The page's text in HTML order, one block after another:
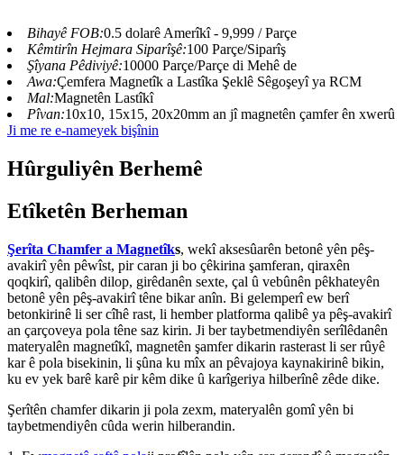
Bihayê FOB:0.5 dolarê Amerîkî - 9,999 / Parçe
Kêmtirîn Hejmara Siparîşê:100 Parçe/Siparîş
Şîyana Pêdiviyê:10000 Parçe/Parçe di Mehê de
Awa:Çemfera Magnetîk a Lastîka Şeklê Sêgoşeyî ya RCM
Mal:Magnetên Lastîkî
Pîvan:10x10, 15x15, 20x20mm an jî magnetên çamfer ên xwerû
Ji me re e-nameyek bişînin
Hûrguliyên Berhemê
Etîketên Berheman
Şerîta Chamfer a Magnetîks, wekî aksesûarên betonê yên pêş-
avakirî yên pêwîst, pir caran ji bo çêkirina şamferan, qiraxên
qoqkirî, qalibên dilop, girêdanên sexte, çal û vebûnên pêkhateyên
betonê yên pêş-avakirî têne bikar anîn. Bi gelemperî ew berî
betonkirinê li ser cîhê rast, li hember platforma qalibê ya pêş-avakirî
an çarçoveya pola têne saz kirin. Ji ber taybetmendiyên serîlêdanên
materyalên magnetîkî, magnetên şamfer dikarin rasterast li ser rûyê
kar ê pola bisekinin, li şûna ku mîx an pêvajoya kaynakirinê bikin,
ku ev yek barê karê pir kêm dike û karîgeriya hilberînê zêde dike.
Şerîtên chamfer dikarin ji pola zexm, materyalên gomî yên bi
taybetmendiyên cûda werin hilberandin.